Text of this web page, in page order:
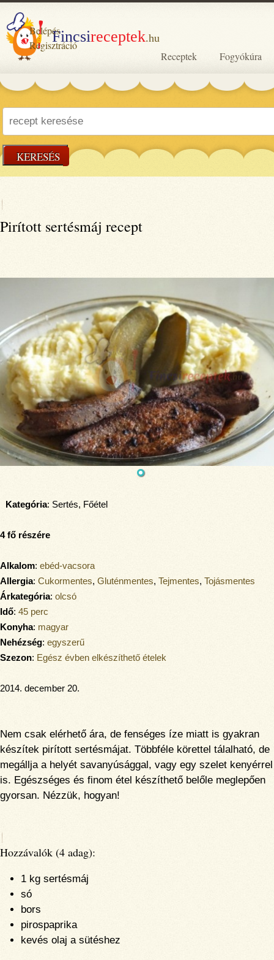
Fincsireceptek.hu
Receptek Fogyókúra
Belépés
Regisztráció
KERESÉS
Pirított sertésmáj recept
Kategória: Sertés, Főétel
4 fő részére
Alkalom: ebéd-vacsora
Allergia: Cukormentes, Gluténmentes, Tejmentes, Tojásmentes
Árkategória: olcsó
Idő: 45 perc
Konyha: magyar
Nehézség: egyszerű
Szezon: Egész évben elkészíthető ételek
2014. december 20.
Nem csak elérhető ára, de fenséges íze miatt is gyakran
készítek pirított sertésmájat. Többféle körettel tálalható, de
megállja a helyét savanyúsággal, vagy egy szelet kenyérrel
is. Egészséges és finom étel készíthető belőle meglepően
gyorsan. Nézzük, hogyan!
Hozzávalók (4 adag):
1 kg sertésmáj
só
bors
pirospaprika
kevés olaj a sütéshez